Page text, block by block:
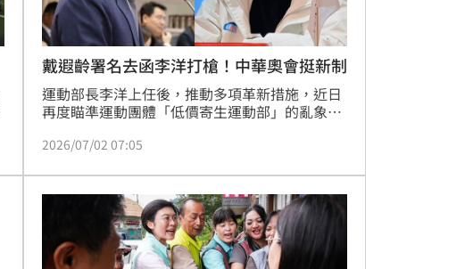
戴遐齡署名去函李洋打槍！中華奧會挺新制
運動部長李洋上任後，推動多項革新措施，近日
再度瞄準運動團體「低價寄生運動部」的亂象，
年起，只有6大類特定運動團體才有承租資格，
向多個協會、團體查證，不少單位6月下旬已收
到運動部公文，身兼馬英九基金會執行長的體育
運動團體從業人員交流協會理事長戴遐齡，甚至
署名去函表達續租意願，但遭李洋打槍，以運動
部公文白紙黑字回函直
2026/07/02 07:05